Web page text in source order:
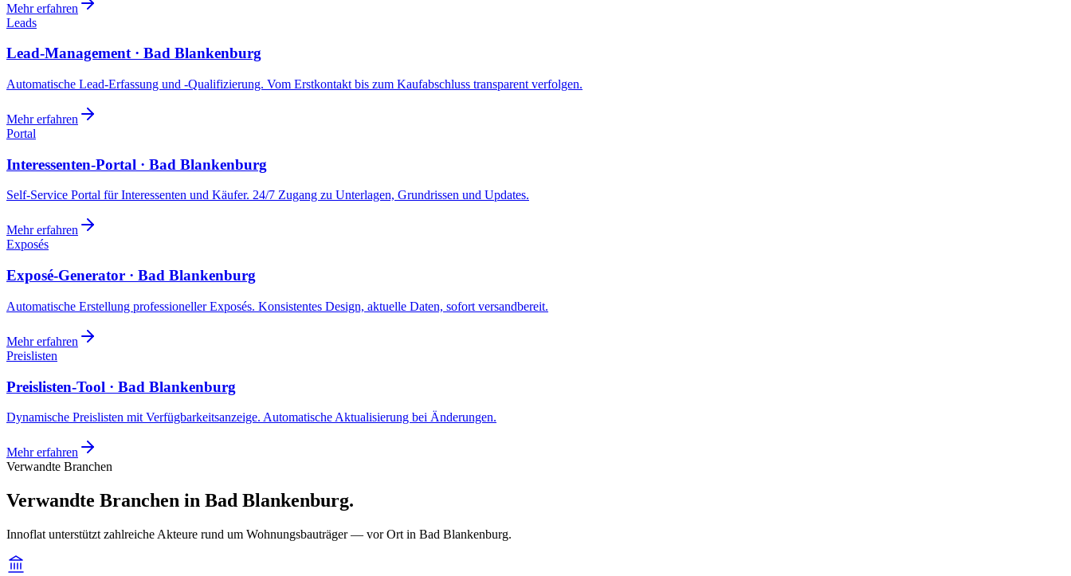
Mehr erfahren
Leads
Lead-Management · Bad Blankenburg
Automatische Lead-Erfassung und -Qualifizierung. Vom Erstkontakt bis zum Kaufabschluss transparent verfolgen.
Mehr erfahren
Portal
Interessenten-Portal · Bad Blankenburg
Self-Service Portal für Interessenten und Käufer. 24/7 Zugang zu Unterlagen, Grundrissen und Updates.
Mehr erfahren
Exposés
Exposé-Generator · Bad Blankenburg
Automatische Erstellung professioneller Exposés. Konsistentes Design, aktuelle Daten, sofort versandbereit.
Mehr erfahren
Preislisten
Preislisten-Tool · Bad Blankenburg
Dynamische Preislisten mit Verfügbarkeitsanzeige. Automatische Aktualisierung bei Änderungen.
Mehr erfahren
Verwandte Branchen
Verwandte Branchen in Bad Blankenburg.
Innoflat unterstützt zahlreiche Akteure rund um Wohnungsbauträger — vor Ort in Bad Blankenburg.